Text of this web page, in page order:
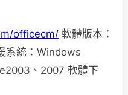
officecm/ 軟體版本：
系統：Windows
、2007 軟體下